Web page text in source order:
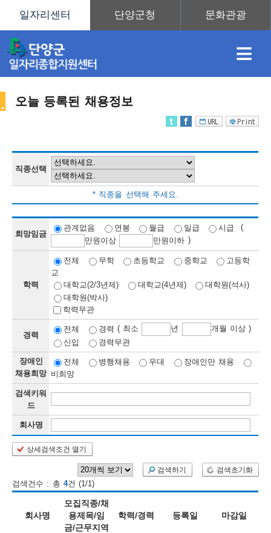
≡
보
보
련
정
우
미
내
오늘 등록된 채용정보
직종선택
* 직종을 선택해 주세요.
희망임금
관계없음 연봉 월급 일급 시급
(
만원이상 만원이하 )
학력
전체 무학 초등학교 중학교
고등학
교
대학교(2/3년제)
대학교(4년제)
대학원(석사)
대학원(박사)
학력무관
경력
전체 경력 ( 최소 년
개월 이상 )
신입
경력무관
장애인
채용희망
전체 병행채용 우대
장애인만 채용
비희망
검색키워
드
회사명
상세검색조건 열기
검색하기 검색초기화
검색건수 : 총 4건 (1/1)
회사명
모집직종/채
용제목/임
금/근무지역
학력/경력 등록일 마감일
채
용
보
오
등